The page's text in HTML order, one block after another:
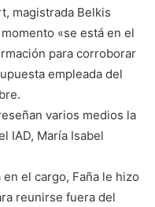
magistrada Belkis
«se está en el
para corroborar
empleada del
varios medios la
IAD, María Isabel
el cargo, Faña le hizo
reunirse fuera del